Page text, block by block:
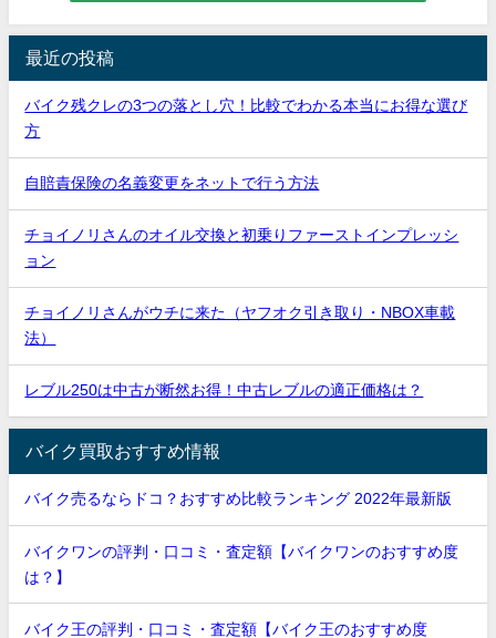
最近の投稿
バイク残クレの3つの落とし穴！比較でわかる本当にお得な選び
方
自賠責保険の名義変更をネットで行う方法
チョイノリさんのオイル交換と初乗りファーストインプレッシ
ョン
チョイノリさんがウチに来た（ヤフオク引き取り・NBOX車載
法）
レブル250は中古が断然お得！中古レブルの適正価格は？
バイク買取おすすめ情報
バイク売るならドコ？おすすめ比較ランキング 2022年最新版
バイクワンの評判・口コミ・査定額【バイクワンのおすすめ度
は？】
バイク王の評判・口コミ・査定額【バイク王のおすすめ度